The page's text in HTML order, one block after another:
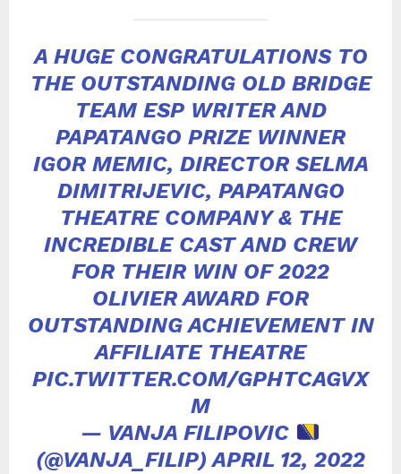
A HUGE CONGRATULATIONS TO
THE OUTSTANDING OLD BRIDGE
TEAM ESP WRITER AND
PAPATANGO PRIZE WINNER
IGOR MEMIC, DIRECTOR SELMA
DIMITRIJEVIC, PAPATANGO
THEATRE COMPANY & THE
INCREDIBLE CAST AND CREW
FOR THEIR WIN OF 2022
OLIVIER AWARD FOR
OUTSTANDING ACHIEVEMENT IN
AFFILIATE THEATRE
PIC.TWITTER.COM/GPHTCAGVX
M
— VANJA FILIPOVIC
(@VANJA_FILIP)APRIL 12, 2022